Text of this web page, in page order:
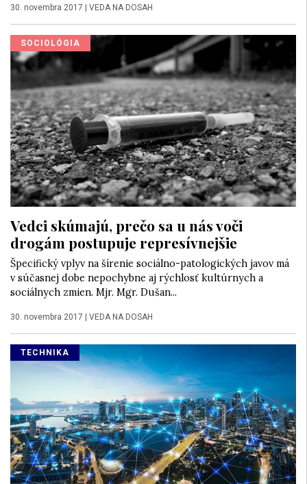
30. novembra 2017 VEDA NA DOSAH
SOCIOLÓGIA
Vedci skúmajú, prečo sa u nás voči
drogám postupuje represívnejšie
Špecifický vplyv na šírenie sociálno-patologických javov má
v súčasnej dobe nepochybne aj rýchlosť kultúrnych a
sociálnych zmien. Mjr. Mgr. Dušan...
30. novembra 2017 | VEDA NA DOSAH
TECHNIKA